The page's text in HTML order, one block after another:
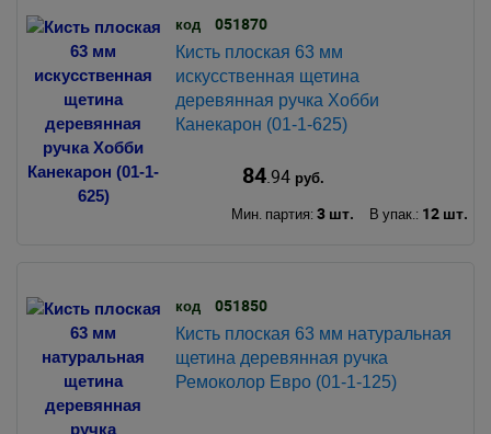
код 051870
Кисть плоская 63 мм
искусственная щетина
деревянная ручка Хобби
Канекарон (01-1-625)
84.94руб.
Мин. партия: 3 шт. В упак.: 12 шт.
код 051850
Кисть плоская 63 мм натуральная
щетина деревянная ручка
Ремоколор Евро (01-1-125)